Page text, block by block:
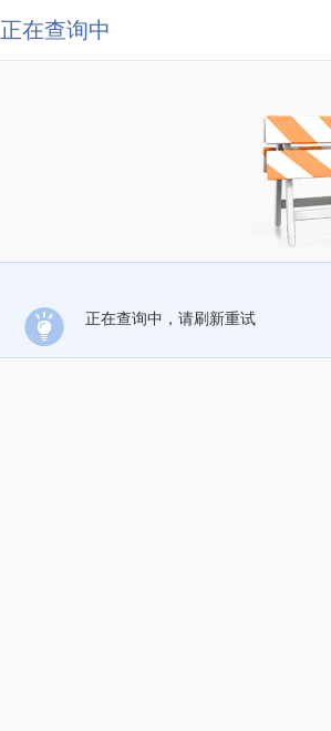
正在查询中
正在查询中，请刷新重试